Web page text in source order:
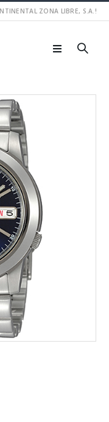
ZONA LIBRE, S.A.!